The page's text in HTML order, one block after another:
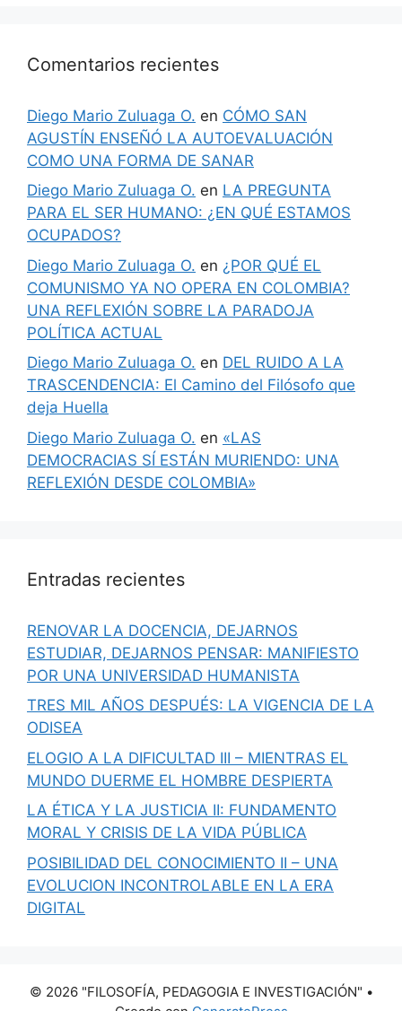
Comentarios recientes
Diego Mario Zuluaga O. en CÓMO SAN
AGUSTÍN ENSEÑÓ LA AUTOEVALUACIÓN
COMO UNA FORMA DE SANAR
Diego Mario Zuluaga O. en LA PREGUNTA
PARA EL SER HUMANO: ¿EN QUÉ ESTAMOS
OCUPADOS?
Diego Mario Zuluaga O. en ¿POR QUÉ EL
COMUNISMO YA NO OPERA EN COLOMBIA?
UNA REFLEXIÓN SOBRE LA PARADOJA
POLÍTICA ACTUAL
Diego Mario Zuluaga O. en DEL RUIDO A LA
TRASCENDENCIA: El Camino del Filósofo que
deja Huella
Diego Mario Zuluaga O. en «LAS
DEMOCRACIAS SÍ ESTÁN MURIENDO: UNA
REFLEXIÓN DESDE COLOMBIA»
Entradas recientes
RENOVAR LA DOCENCIA, DEJARNOS
ESTUDIAR, DEJARNOS PENSAR: MANIFIESTO
POR UNA UNIVERSIDAD HUMANISTA
TRES MIL AÑOS DESPUÉS: LA VIGENCIA DE LA
ODISEA
ELOGIO A LA DIFICULTAD III – MIENTRAS EL
MUNDO DUERME EL HOMBRE DESPIERTA
LA ÉTICA Y LA JUSTICIA II: FUNDAMENTO
MORAL Y CRISIS DE LA VIDA PÚBLICA
POSIBILIDAD DEL CONOCIMIENTO II – UNA
EVOLUCION INCONTROLABLE EN LA ERA
DIGITAL
© 2026 "FILOSOFÍA, PEDAGOGIA E INVESTIGACIÓN" •